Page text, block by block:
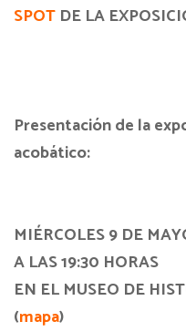
SPOT DE LA
Presentación de la
acobático:
MIÉRCOLES 9 DE
A LAS 19:30 HORAS
EN EL MUSEO DE
(mapa)